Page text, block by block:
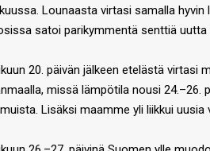
Lounaasta virtasi samalla
satoi parikymmentä senttiä uutta
20. päivän jälkeen etelästä virtasi
missä lämpötila nousi 24.–26.
Lisäksi maamme yli liikkui